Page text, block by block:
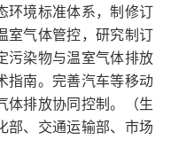
环境标准体系，制修订
室气体管控，研究制订
污染物与温室气体排放
指南。完善汽车等移动
体排放协同控制。（生
部、交通运输部、市场